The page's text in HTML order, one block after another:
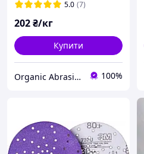
5.0 (7)
202₴/кг
Купити
Organic Abrasives 100%